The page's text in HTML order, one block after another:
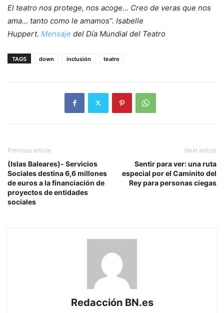
El teatro nos protege, nos acoge… Creo de veras que nos
ama… tanto como le amamos”. Isabelle
Huppert. Mensaje del Día Mundial del Teatro
TAGS down inclusión teatro
Previous article
(Islas Baleares)- Servicios
Sociales destina 6,6 millones
de euros a la financiación de
proyectos de entidades
sociales
Next article
Sentir para ver: una ruta
especial por el Caminito del
Rey para personas ciegas
Redacción BN.es